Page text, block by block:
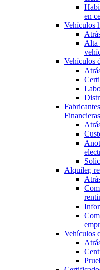
en
Vehículos
Alta
Vehículos
Financieras
Alquiler,
Vehículos